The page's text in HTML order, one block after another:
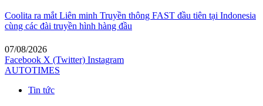
Coolita ra mắt Liên minh Truyền thông FAST đầu tiên tại Indonesia
cùng các đài truyền hình hàng đầu
07/08/2026
Facebook X (Twitter) Instagram
AUTOTIMES
Tin tức